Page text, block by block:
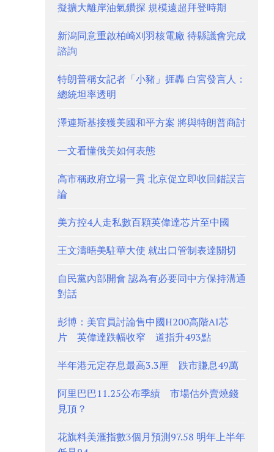
擬擴大離岸油氣鑽探 規模遠超拜登時期
新潟同意重啟柏崎刈羽核電廠 待縣議會完成
諮詢
特朗普稱女記者「小豬」捱轟 白宮發言人：
總統坦率透明
澤連斯基接獲美國和平方案 將與特朗普商討
一文看懂俄美如何表態
高市稱政府立場一貫 北京促立即收回錯誤言
論
美方控4人走私數百顆英偉達芯片至中國
王文濤晤美駐華大使 就出口管制表達關切
自民黨內部開會 認為有必要同中方保持溝通
對話
彭博：美官員討論售中國H200高階AI芯
片 英偉達跌幅收窄 道指升493點
半年港元定存息最高3.3厘 跌市賺息49萬
阿里巴巴11.25公布季績 市場估外賣燒錢
見頂？
花旗料美滙指數3個月預測97.58 明年上半年